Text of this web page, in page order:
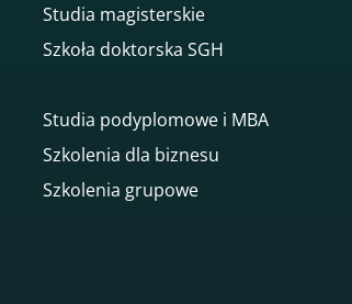
Studia magisterskie
Szkoła doktorska SGH
Studia podyplomowe i MBA
Szkolenia dla biznesu
Szkolenia grupowe